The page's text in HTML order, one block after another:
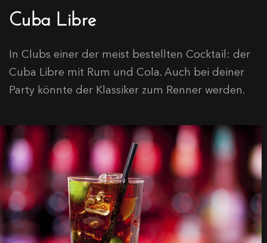
Cuba Libre
In Clubs einer der meist bestellten Cocktail: der
Cuba Libre mit Rum und Cola. Auch bei deiner
Party könnte der Klassiker zum Renner werden.